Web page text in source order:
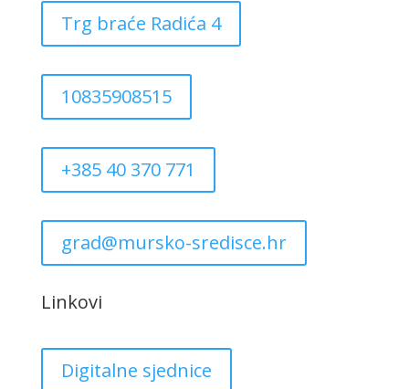
Trg braće Radića 4
10835908515
+385 40 370 771
grad@mursko-sredisce.hr
Linkovi
Digitalne sjednice